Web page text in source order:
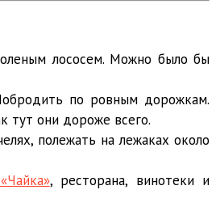
лососем. Можно было бы
по ровным дорожкам.
тут они дороже всего.
полежать на лежаках около
, ресторана, винотеки и